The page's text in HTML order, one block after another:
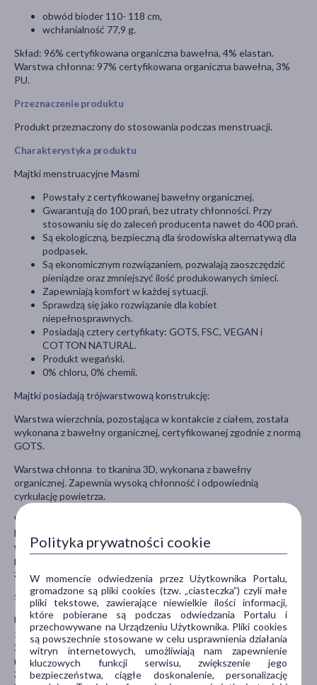
obwód bioder 110- 118 cm,
wchłanialność 77,9 g.
Skład: 96% certyfikowana organiczna bawełna, 4% elastan.
Warstwa chłonna: 97% certyfikowana organiczna bawełna, 3%
PU.
Przeznaczenie produktu
Produkt przeznaczony do stosowania podczas menstruacji.
Charakterystyka produktu
Majtki menstruacyjne Masmi
Powstały z certyfikowanej bawełny organicznej.
Gwarantują do 100 prań, bez utraty chłonności. Przy
stosowaniu się do zaleceń producenta nawet do 400 prań.
Są ekologiczną, bezpieczną dla środowiska alternatywą dla
podpasek.
Są ekonomicznym rozwiązaniem, pozwalają zaoszczędzić
pieniądze oraz zmniejszyć ilość produkowanych śmieci.
Zapewniają komfort w każdej sytuacji.
Sprawdzą się jako rozwiązanie dla kobiet
niepełnosprawnych.
Posiadają cztery certyfikaty: GOTS, FSC, VEGAN i
COTTON NATURAL.
Produkt wegański.
0% chloru, 0% chemii.
Majtki posiadają trójwarstwową konstrukcję:
Warstwa wierzchnia, pozostająca w kontakcie z ciałem, została
wykonana z bawełny organicznej, certyfikowanej zgodnie z normą
GOTS.
Warstwa chłonna to tkanina 3D, wykonana z bawełny
organicznej. Zapewnia wysoką chłonność i odpowiednią
cyrkulację powietrza.
Warstwa nieprzepuszczalna powstała z bawełny organicznej,
która od wewnątrz zabezpieczona jest bardzo cieniutką,
wodoodporną, ale jednocześnie oddychającą warstwą. Nie
przepuszcza płynu z zewnątrz, ale pozwala uwalniać się
zgromadzonej wilgoci.
Stosowanie produktu
Użytkowanie i pranie majtek menstruacyjnych.
1. Uprać przed pierwszym użyciem.
2. Po użyciu zalecamy wypłukanie i / lub pozostawienie do
namoczenia przed praniem.
3. Produkt można prać ręcznie lub w pralce wraz z resztą prania
Polityka prywatności cookie
W momencie odwiedzenia przez Użytkownika Portalu,
gromadzone są pliki cookies (tzw. „ciasteczka”) czyli małe
pliki tekstowe, zawierające niewielkie ilości informacji,
które pobierane są podczas odwiedzania Portalu i
przechowywane na Urządzeniu Użytkownika. Pliki cookies
są powszechnie stosowane w celu usprawnienia działania
witryn internetowych, umożliwiają nam zapewnienie
kluczowych funkcji serwisu, zwiększenie jego
bezpieczeństwa, ciągłe doskonalenie, personalizację